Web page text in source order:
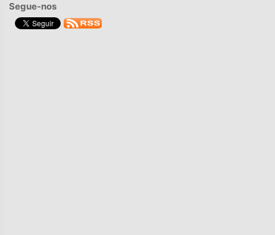
Segue-nos